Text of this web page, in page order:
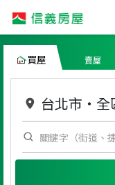
買屋 賣屋
台北市 ・ 全